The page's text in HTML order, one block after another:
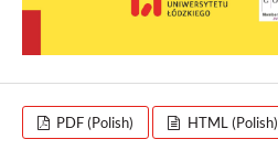
PDF (Polish) HTML (Polish)